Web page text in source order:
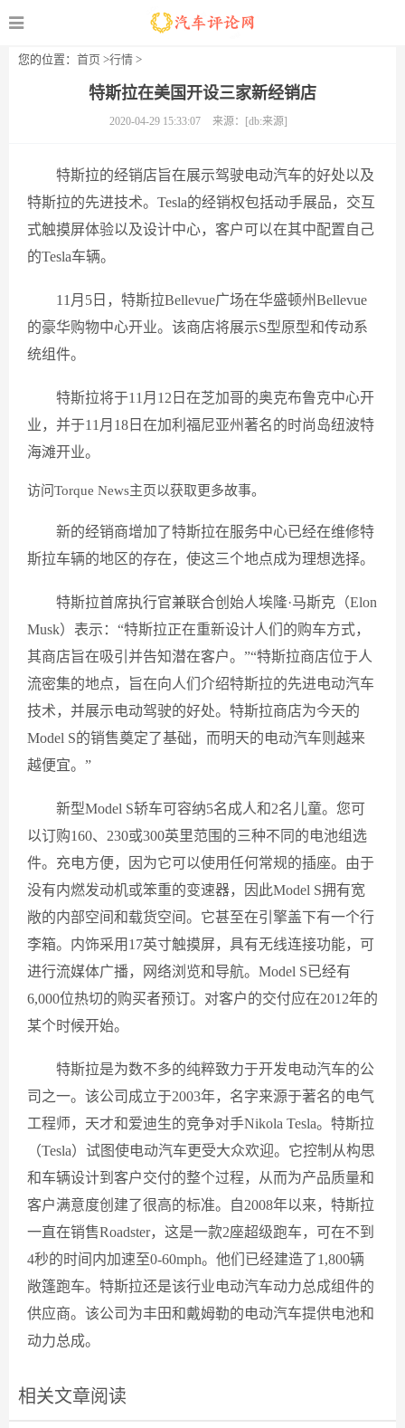
您的位置： 首页 >行情 >
特斯拉在美国开设三家新经销店
2020-04-29 15:33:07 来源：[db:来源]
特斯拉的经销店旨在展示驾驶电动汽车的好处以及
特斯拉的先进技术。Tesla的经销权包括动手展品，交互
式触摸屏体验以及设计中心，客户可以在其中配置自己
的Tesla车辆。
11月5日，特斯拉Bellevue广场在华盛顿州Bellevue
的豪华购物中心开业。该商店将展示S型原型和传动系
统组件。
特斯拉将于11月12日在芝加哥的奥克布鲁克中心开
业，并于11月18日在加利福尼亚州著名的时尚岛纽波特
海滩开业。
访问Torque News主页以获取更多故事。
新的经销商增加了特斯拉在服务中心已经在维修特
斯拉车辆的地区的存在，使这三个地点成为理想选择。
特斯拉首席执行官兼联合创始人埃隆·马斯克（Elon
Musk）表示：“特斯拉正在重新设计人们的购车方式，
其商店旨在吸引并告知潜在客户。”“特斯拉商店位于人
流密集的地点，旨在向人们介绍特斯拉的先进电动汽车
技术，并展示电动驾驶的好处。特斯拉商店为今天的
Model S的销售奠定了基础，而明天的电动汽车则越来
越便宜。”
新型Model S轿车可容纳5名成人和2名儿童。您可
以订购160、230或300英里范围的三种不同的电池组选
件。充电方便，因为它可以使用任何常规的插座。由于
没有内燃发动机或笨重的变速器，因此Model S拥有宽
敞的内部空间和载货空间。它甚至在引擎盖下有一个行
李箱。内饰采用17英寸触摸屏，具有无线连接功能，可
进行流媒体广播，网络浏览和导航。Model S已经有
6,000位热切的购买者预订。对客户的交付应在2012年的
某个时候开始。
特斯拉是为数不多的纯粹致力于开发电动汽车的公
司之一。该公司成立于2003年，名字来源于著名的电气
工程师，天才和爱迪生的竞争对手Nikola Tesla。特斯拉
（Tesla）试图使电动汽车更受大众欢迎。它控制从构思
和车辆设计到客户交付的整个过程，从而为产品质量和
客户满意度创建了很高的标准。自2008年以来，特斯拉
一直在销售Roadster，这是一款2座超级跑车，可在不到
4秒的时间内加速至0-60mph。他们已经建造了1,800辆
敞篷跑车。特斯拉还是该行业电动汽车动力总成组件的
供应商。该公司为丰田和戴姆勒的电动汽车提供电池和
动力总成。
相关文章阅读